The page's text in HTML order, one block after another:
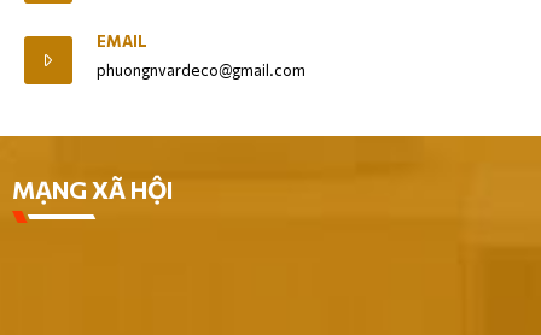
EMAIL
phuongnvardeco@gmail.com
MẠNG XÃ HỘI